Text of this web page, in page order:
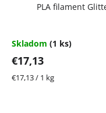
PLA filament
Skladom (1 ks)
€17,13
Jednotková
€17,13 / 1 kg